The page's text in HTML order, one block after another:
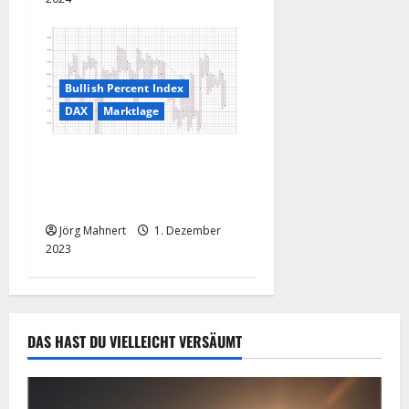
Bullish Percent Index
DAX
Marktlage
Jörg Mahnert
1. Dezember
2023
DAS HAST DU VIELLEICHT VERSÄUMT